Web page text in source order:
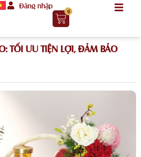
Đăng nhập
0
TỐI ƯU TIỆN LỢI, ĐẢM BẢO